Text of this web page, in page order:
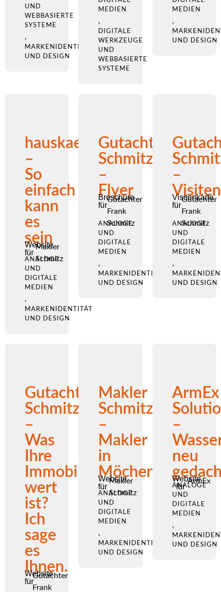
UND
WEBBASIERTE
SYSTEME
,
MARKENIDENTITÄT
UND DESIGN
MEDIEN
,
DIGITALE
WERKZEUGE
UND
WEBBASIERTE
SYSTEME
MEDIEN
,
UND DESIGN
hauskaeufer.com
–
So
einfach
kann
es
sein
Website
für
Makler
Schmitz
ANALOGE
UND
DIGITALE
MEDIEN
,
MARKENIDENTITÄT
UND DESIGN
Gutachter
Schmitz
–
Flyer
Broschüre
für
Gutachter
Frank
Schmitz
ANALOGE
UND
DIGITALE
MEDIEN
,
MARKENIDENTITÄT
UND DESIGN
–
Visitenkarte
für
Gutachter
Frank
Schmitz
ANALOGE
UND
DIGITALE
MEDIEN
,
UND DESIGN
Gutachter
Schmitz
–
Was
Ihre
Immobilie
wert
ist?
Ich
sage
es
Ihnen.
Website
für
Gutachter
Frank
Makler
Schmitz
–
Makler
in
Möchengladbach
Website
für
Makler
Schmitz
ANALOGE
UND
DIGITALE
MEDIEN
,
MARKENIDENTITÄT
UND DESIGN
ArmEx
–
neu
Website
für
ArmEx
ANALOGE
UND
DIGITALE
MEDIEN
,
UND DESIGN